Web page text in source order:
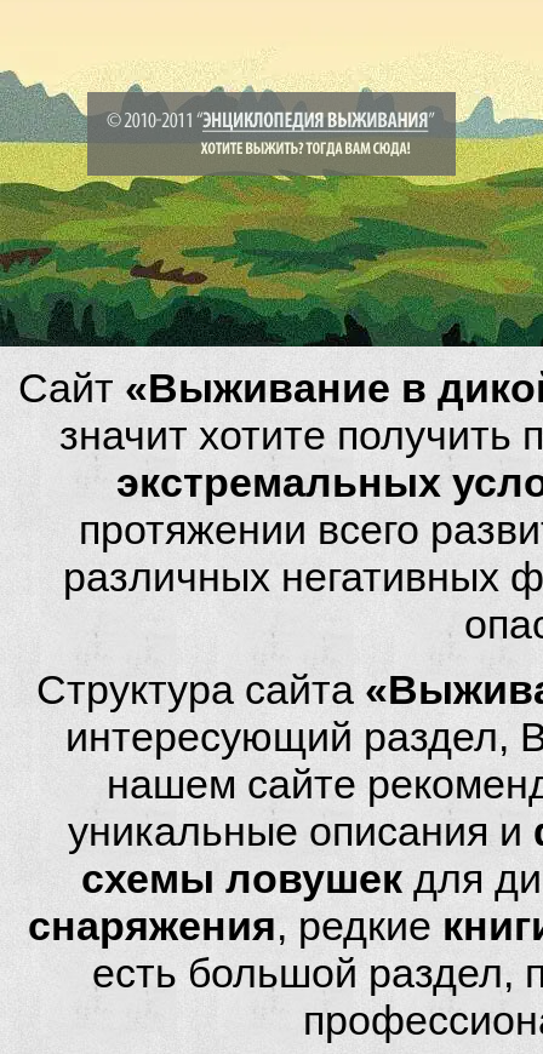
Сайт «Выживание в
значит хотите
экстремальных
протяжении всего
различных негативных
Структура сайта
интересующий раздел,
нашем сайте
уникальные описания и
схемы ловушек для
снаряжения, редкие
есть большой